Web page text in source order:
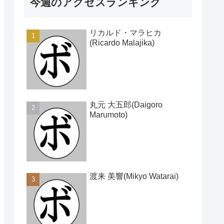
今週のアクセスランキング
リカルド・マラヒカ
(Ricardo Malajika)
丸元 大五郎(Daigoro
Marumoto)
渡来 美響(Mikyo Watarai)